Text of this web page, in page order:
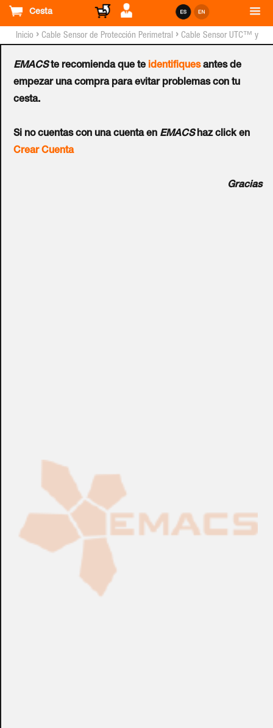
Cesta
EMACSte recomienda que te identifiquesantes de
empezar una compra para evitar problemas con tu
cesta.
Si no cuentas con una cuenta en EMACShaz click en
Crear Cuenta
Gracias
Inicio › Cable Sensor de Protección Perimetral › Cable Sensor UTC™ y
Mini Interfaz de Red
UTC™ (USB a RS-422 y
Fibra Multimodo)